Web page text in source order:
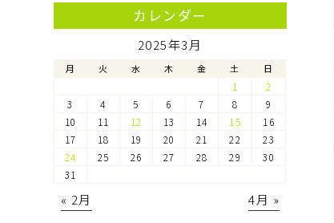
カレンダー
2025年3月
月 火 水 木 金 土 日
1
2
3
4 5 6 7 8
9
10
11 12 13 14 15
16
17
18 19 20 21 22
23
24
25 26 27 28 29
30
31
« 2月 4月 »